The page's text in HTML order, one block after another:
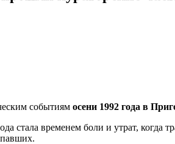
событиям осени 1992 года в
временем боли и утрат, когда